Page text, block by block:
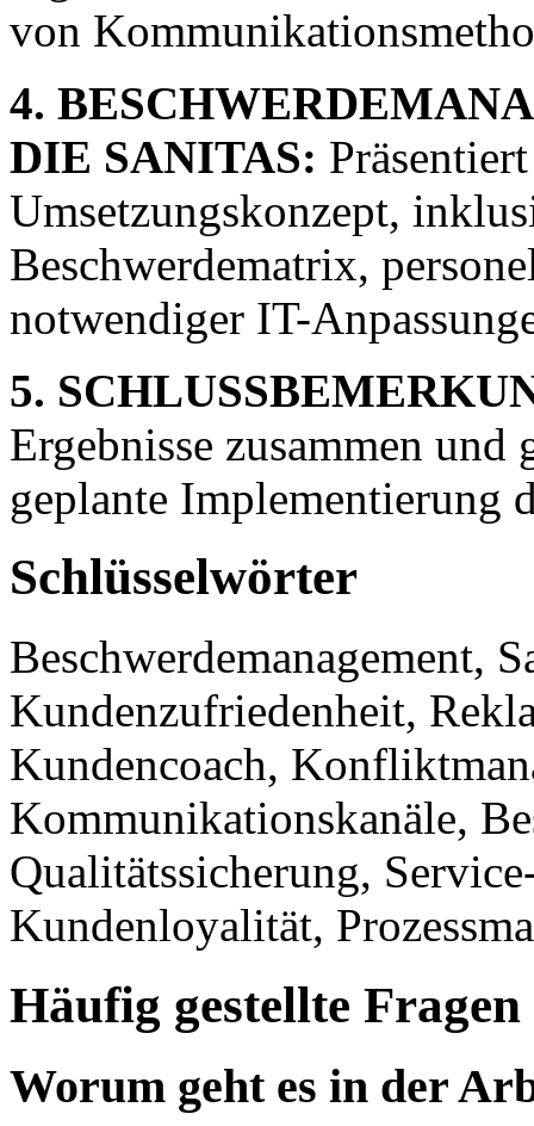
von
4.
DIE SANITAS:
Umsetzungskonzept,
Beschwerdematrix,
notwendiger IT-
5.
Ergebnisse zusammen
geplante Implementierung
Schlüsselwörter
Beschwerdemanagement,
Kundenzufriedenheit,
Kundencoach,
Kommunikationskanäle,
Qualitätssicherung,
Kundenloyalität,
Häufig gestellte Fragen
Worum geht es in der